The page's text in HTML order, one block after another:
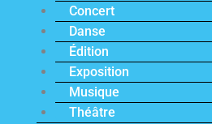
Concert
Danse
Édition
Exposition
Musique
Théâtre